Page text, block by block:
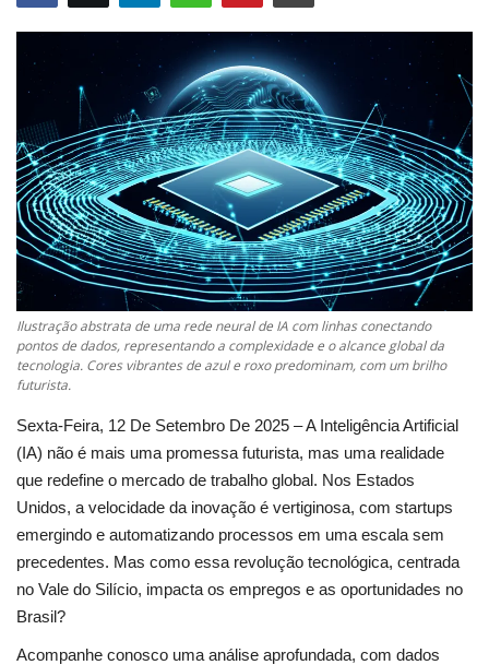
Ilustração abstrata de uma rede neural de IA com linhas conectando
pontos de dados, representando a complexidade e o alcance global da
tecnologia. Cores vibrantes de azul e roxo predominam, com um brilho
futurista.
Sexta-Feira, 12 De Setembro De 2025 – A Inteligência Artificial
(IA) não é mais uma promessa futurista, mas uma realidade
que redefine o mercado de trabalho global. Nos Estados
Unidos, a velocidade da inovação é vertiginosa, com startups
emergindo e automatizando processos em uma escala sem
precedentes. Mas como essa revolução tecnológica, centrada
no Vale do Silício, impacta os empregos e as oportunidades no
Brasil?
Acompanhe conosco uma análise aprofundada, com dados